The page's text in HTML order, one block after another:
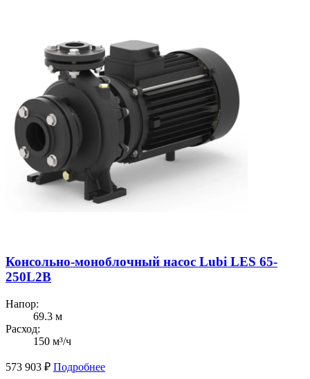
Консольно-моноблочный насос Lubi LES 65-
250L2B
Напор:
69.3 м
Расход:
150 м³/ч
573 903 ₽ Подробнее